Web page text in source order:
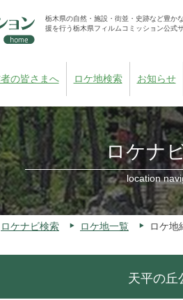
栃木県の自然・施設・街並・史跡など豊か
援を行う栃木県フィルムコミッション公式サ
の皆さまへ ロケ地検索 お知らせ
ロケナ
location
ロケナビ検索 ロケ地一覧 ロケ地
天平の丘